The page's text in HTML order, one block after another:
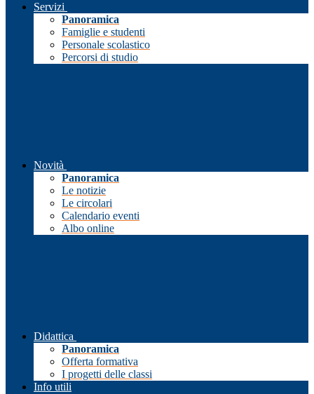
Servizi
Panoramica
Famiglie e studenti
Personale scolastico
Percorsi di studio
Novità
Panoramica
Le notizie
Le circolari
Calendario eventi
Albo online
Didattica
Panoramica
Offerta formativa
I progetti delle classi
Info utili